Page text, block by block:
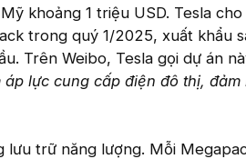
khoảng 1 triệu USD. Tesla
trong quý 1/2025, xuất khẩu
Trên Weibo, Tesla gọi dự án
áp lực cung cấp điện đô thị, đảm
lưu trữ năng lượng. Mỗi